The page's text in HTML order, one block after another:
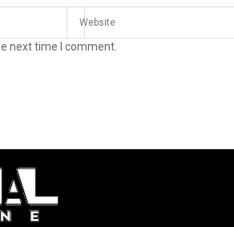
next time I comment.